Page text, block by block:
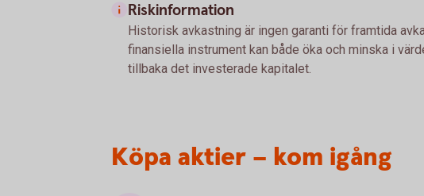
Riskinformation
Historisk avkastning är ingen garanti för framtida
finansiella instrument kan både öka och minska i
tillbaka det investerade kapitalet.
Köpa aktier – kom igång